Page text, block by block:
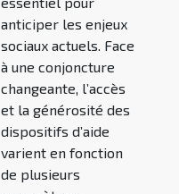
anticiper les enjeux
sociaux actuels. Face
à une conjoncture
changeante, l’accès
et la générosité des
dispositifs d’aide
varient en fonction
de plusieurs